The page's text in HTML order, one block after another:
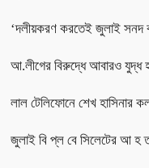
‘দলীয়করণ করতেই জুলাই সনদ
আ.লীগের বিরুদ্ধে আবারও যুদ্ধ
লাল টেলিফোনে শেখ হাসিনার
জুলাই বি প্ল বে সিলেটের আ হ